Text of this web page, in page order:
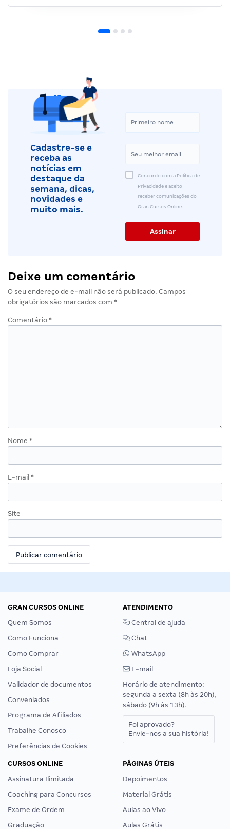
Cadastre-se e
receba as
notícias em
destaque da
semana, dicas,
novidades e
muito mais.
Concordo com a Política de
Privacidade e aceito
receber comunicações do
Gran Cursos Online.
Deixe um comentário
O seu endereço de e-mail não será publicado. Campos
obrigatórios são marcados com *
Comentário *
Nome *
E-mail *
Site
GRAN CURSOS ONLINE
Quem Somos
Como Funciona
Como Comprar
Loja Social
Validador de documentos
Conveniados
Programa de Afiliados
Trabalhe Conosco
Preferências de Cookies
ATENDIMENTO
Central de ajuda
Chat
WhatsApp
E-mail
Horário de atendimento:
segunda a sexta (8h às 20h),
sábado (9h às 13h).
Foi aprovado?
Envie-nos a sua história!
CURSOS ONLINE
Assinatura Ilimitada
Coaching para Concursos
Exame de Ordem
Graduação
PÁGINAS ÚTEIS
Depoimentos
Material Grátis
Aulas ao Vivo
Aulas Grátis